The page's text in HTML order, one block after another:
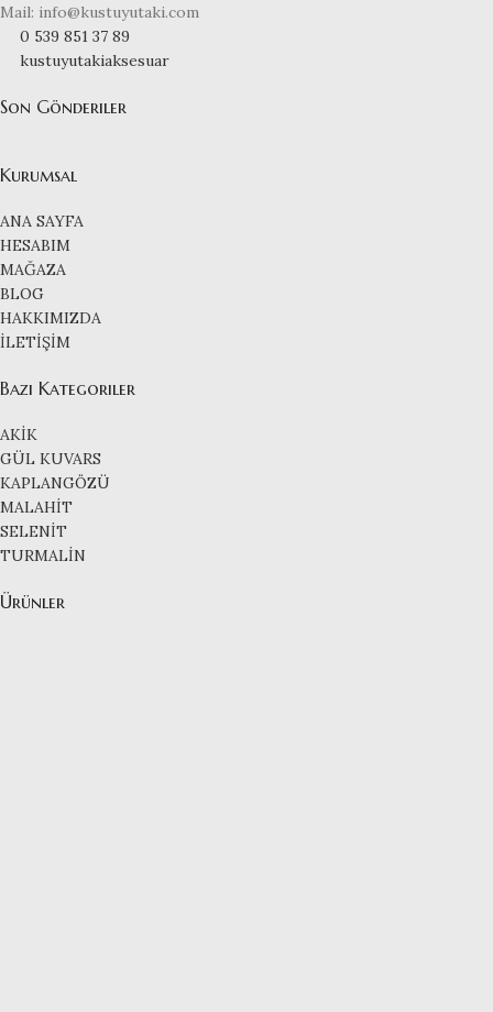
Mail: info@kustuyutaki.com
0 539 851 37 89
kustuyutakiaksesuar
Son Gönderiler
Kurumsal
ANA SAYFA
HESABIM
MAĞAZA
BLOG
HAKKIMIZDA
İLETİŞİM
Bazı Kategoriler
AKİK
GÜL KUVARS
KAPLANGÖZÜ
MALAHİT
SELENİT
TURMALİN
Ürünler